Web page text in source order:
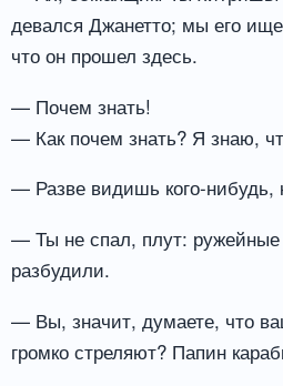
девался Джанетто; мы его
что он прошел здесь.
— Почем знать!
— Как почем знать? Я знаю,
— Разве видишь кого-нибудь,
— Ты не спал, плут: ружейные
разбудили.
— Вы, значит, думаете, что
громко стреляют? Папин